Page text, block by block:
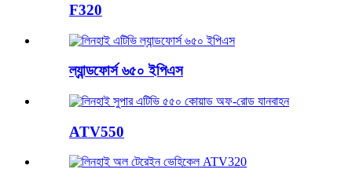
F320
ল্যান্ডফোর্স ৬৫০ ইপিএস
ATV550